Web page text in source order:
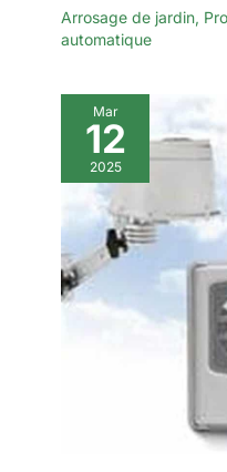
Arrosage de jardin,
automatique
Mar
12
2025